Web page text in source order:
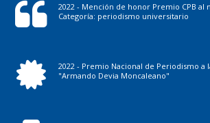
2022 - Mención de honor Premio CPB
Categoría: periodismo universitario
2022 - Premio Nacional de Periodismo a
"Armando Devia Moncaleano"